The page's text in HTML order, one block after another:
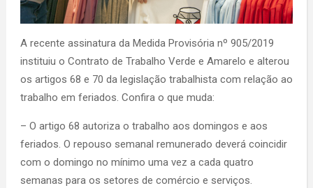
A recente assinatura da Medida Provisória nº 905/2019
instituiu o Contrato de Trabalho Verde e Amarelo e alterou
os artigos 68 e 70 da legislação trabalhista com relação ao
trabalho em feriados. Confira o que muda:
– O artigo 68 autoriza o trabalho aos domingos e aos
feriados. O repouso semanal remunerado deverá coincidir
com o domingo no mínimo uma vez a cada quatro
semanas para os setores de comércio e serviços.